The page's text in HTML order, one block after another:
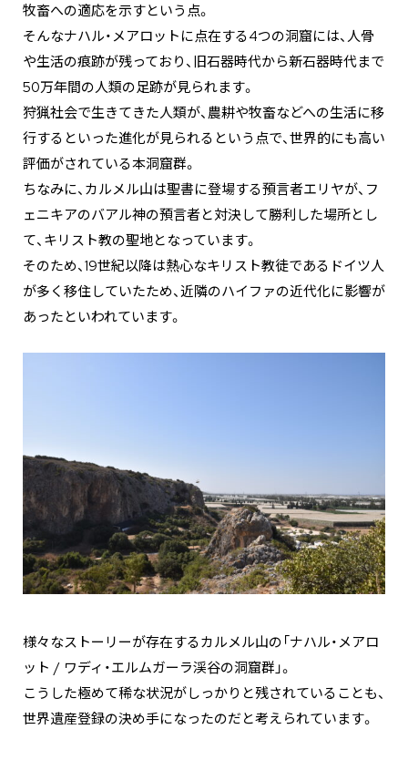
牧畜への適応を示すという点。
そんなナハル・メアロットに点在する4つの洞窟には、人骨
や生活の痕跡が残っており、旧石器時代から新石器時代まで
50万年間の人類の足跡が見られます。
狩猟社会で生きてきた人類が、農耕や牧畜などへの生活に移
行するといった進化が見られるという点で、世界的にも高い
評価がされている本洞窟群。
ちなみに、カルメル山は聖書に登場する預言者エリヤが、フ
ェニキアのバアル神の預言者と対決して勝利した場所とし
て、キリスト教の聖地となっています。
そのため、19世紀以降は熱心なキリスト教徒であるドイツ人
が多く移住していたため、近隣のハイファの近代化に影響が
あったといわれています。
様々なストーリーが存在するカルメル山の「ナハル・メアロ
ット / ワディ・エルムガーラ渓谷の洞窟群」。
こうした極めて稀な状況がしっかりと残されていることも、
世界遺産登録の決め手になったのだと考えられています。